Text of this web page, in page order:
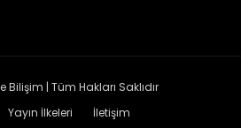
Bilişim | Tüm Hakları Saklıdır
Yayın İlkeleri İletişim